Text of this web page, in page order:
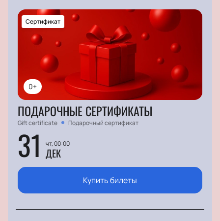
0+
Сертификат
ПОДАРОЧНЫЕ СЕРТИФИКАТЫ
Gift certificate Подарочный сертификат
31 чт, 00:00
ДЕК
Купить билеты